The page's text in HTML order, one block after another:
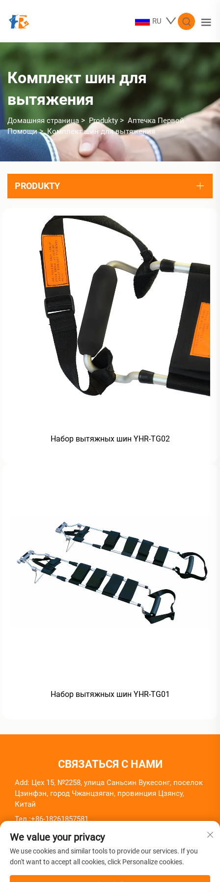
RU
Комплект шин для
вытяжения
Домашняя страница > Produkty > Аптечка Первой
Помощи>Комплект шин для вытяжения
PRODUKTY
Набор вытяжных шин YHR-TG02
Набор вытяжных шин YHR-TG01
СВЯЗАТЬСЯ С НАМИ
Add: Цех 15, №2258, улица Саньсин Вукесонг, поселок
Цзинфэн, город Чжанцзяган, провинция Цзянсу,
Китай
Тел.:+86-18261857581
Электронная почта:[email protected]
We value your privacy
We use cookies and similar tools to provide our services. If you
don't want to accept all cookies, click Personalize cookies.